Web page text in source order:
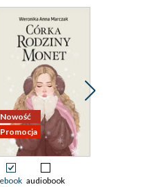
Nowość
Promocja
ebook audiobook